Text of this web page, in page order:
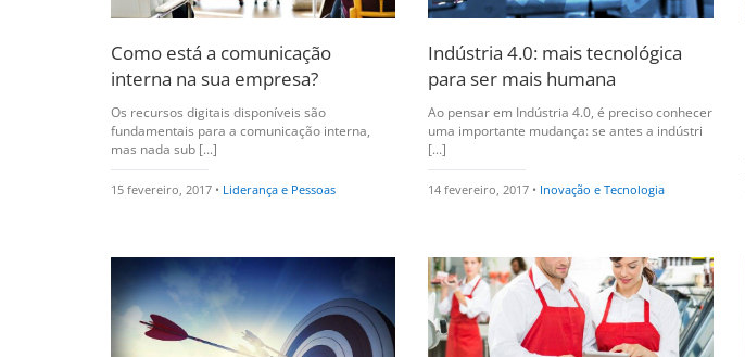
Como está a comunicação
interna na sua empresa?
Os recursos digitais disponíveis são
fundamentais para a comunicação interna,
mas nada sub [...]
15 fevereiro, 2017 • Liderança e Pessoas
Indústria 4.0: mais tecnológica
para ser mais humana
Ao pensar em Indústria 4.0, é preciso conhecer
uma importante mudança: se antes a indústri
[...]
14 fevereiro, 2017 • Inovação e Tecnologia